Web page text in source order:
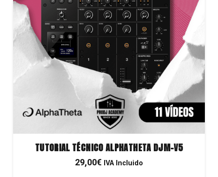
TUTORIAL TÉCNICO ALPHATHETA DJM-V5
29,00€ IVA Incluido